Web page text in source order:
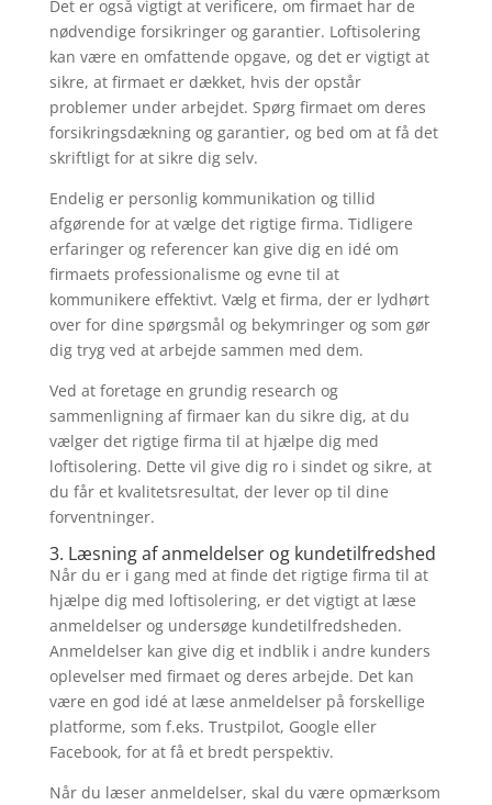
Det er også vigtigt at verificere, om firmaet har de
nødvendige forsikringer og garantier. Loftisolering
kan være en omfattende opgave, og det er vigtigt at
sikre, at firmaet er dækket, hvis der opstår
problemer under arbejdet. Spørg firmaet om deres
forsikringsdækning og garantier, og bed om at få det
skriftligt for at sikre dig selv.
Endelig er personlig kommunikation og tillid
afgørende for at vælge det rigtige firma. Tidligere
erfaringer og referencer kan give dig en idé om
firmaets professionalisme og evne til at
kommunikere effektivt. Vælg et firma, der er lydhørt
over for dine spørgsmål og bekymringer og som gør
dig tryg ved at arbejde sammen med dem.
Ved at foretage en grundig research og
sammenligning af firmaer kan du sikre dig, at du
vælger det rigtige firma til at hjælpe dig med
loftisolering. Dette vil give dig ro i sindet og sikre, at
du får et kvalitetsresultat, der lever op til dine
forventninger.
3. Læsning af anmeldelser og kundetilfredshed
Når du er i gang med at finde det rigtige firma til at
hjælpe dig med loftisolering, er det vigtigt at læse
anmeldelser og undersøge kundetilfredsheden.
Anmeldelser kan give dig et indblik i andre kunders
oplevelser med firmaet og deres arbejde. Det kan
være en god idé at læse anmeldelser på forskellige
platforme, som f.eks. Trustpilot, Google eller
Facebook, for at få et bredt perspektiv.
Når du læser anmeldelser, skal du være opmærksom